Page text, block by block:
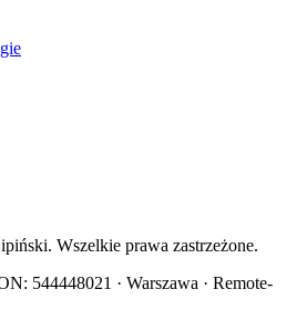
Wszelkie prawa zastrzeżone.
544448021 · Warszawa · Remote-